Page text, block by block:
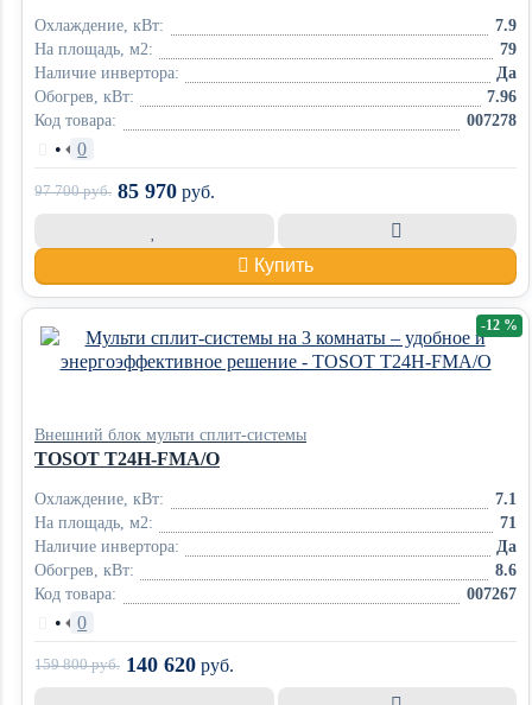
Охлаждение, кВт:
7.9
На площадь, м2:
79
Наличие инвертора:
Да
Обогрев, кВт:
7.96
Код товара:
007278
• 0
97 700руб. 85 970 руб.
Купить
Внешний блок мульти сплит-системы
TOSOT T24H-FMA/O
Охлаждение, кВт:
7.1
На площадь, м2:
71
Наличие инвертора:
Да
Обогрев, кВт:
8.6
Код товара:
007267
• 0
-12 %
159 800руб. 140 620 руб.